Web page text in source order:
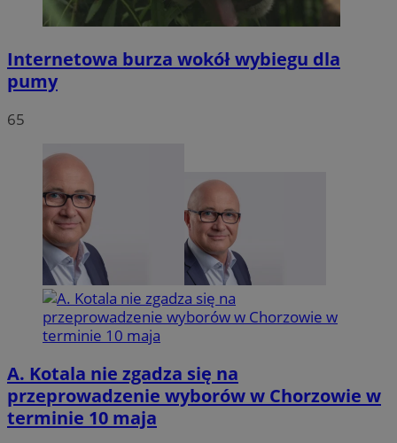
Internetowa burza wokół wybiegu dla
pumy
65
A. Kotala nie zgadza się na
przeprowadzenie wyborów w Chorzowie w
terminie 10 maja